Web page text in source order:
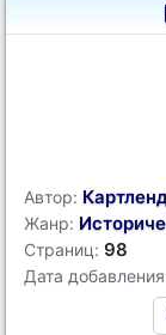
Автор:
Жанр:
Страниц: 98
Дата